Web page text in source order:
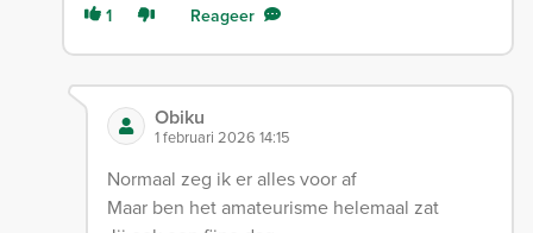
1 Reageer
Obiku
1 februari 2026 14:15
Normaal zeg ik er alles voor af
Maar ben het amateurisme helemaal zat